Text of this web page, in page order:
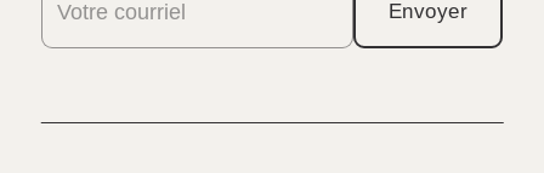
Votre courriel Envoyer